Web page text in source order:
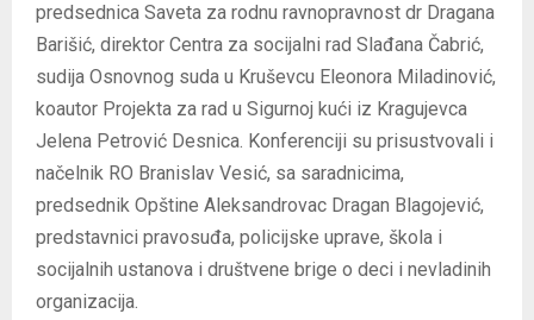
predsednica Saveta za rodnu ravnopravnost dr Dragana
Barišić, direktor Centra za socijalni rad Slađana Čabrić,
sudija Osnovnog suda u Kruševcu Eleonora Miladinović,
koautor Projekta za rad u Sigurnoj kući iz Kragujevca
Jelena Petrović Desnica. Konferenciji su prisustvovali i
načelnik RO Branislav Vesić, sa saradnicima,
predsednik Opštine Aleksandrovac Dragan Blagojević,
predstavnici pravosuđa, policijske uprave, škola i
socijalnih ustanova i društvene brige o deci i nevladinih
organizacija.